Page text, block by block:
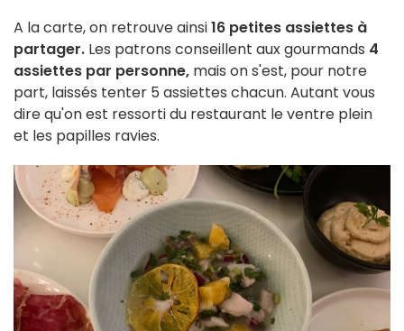
A la carte, on retrouve ainsi16 petites assiettes à
partager. Les patrons conseillent aux gourmands 4
assiettes par personne, mais on s'est, pour notre
part, laissés tenter 5 assiettes chacun. Autant vous
dire qu'on est ressorti du restaurant le ventre plein
et les papilles ravies.